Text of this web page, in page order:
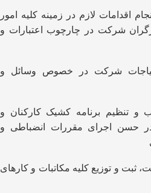
اقدامات لازم در زمینه کلیه امور
شرکت در چارچوب اعتبارات و
احتیاجات شرکت در خصوص وسائل و
و تنظیم برنامه کشیک کارکنان و
حسن اجرای مقررات انضباطی و
ثبت و توزیع کلیه مکاتبات و کارهای